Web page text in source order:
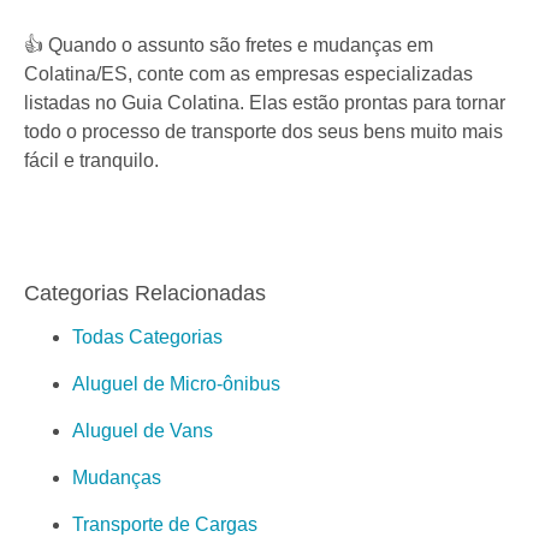
👍 Quando o assunto são fretes e mudanças em
Colatina/ES, conte com as empresas especializadas
listadas no Guia Colatina. Elas estão prontas para tornar
todo o processo de transporte dos seus bens muito mais
fácil e tranquilo.
Categorias Relacionadas
Todas Categorias
Aluguel de Micro-ônibus
Aluguel de Vans
Mudanças
Transporte de Cargas